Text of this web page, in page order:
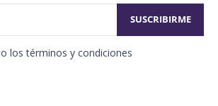
los términos y condiciones